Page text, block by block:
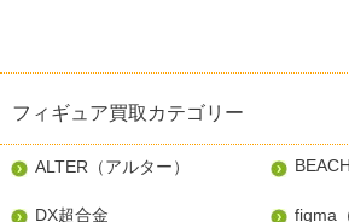
フィギュア買取カテゴリー
ALTER（アルター）
DX超合金 figma